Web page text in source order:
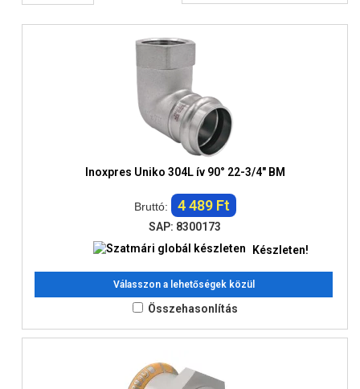
Inoxpres Uniko 304L ív 90° 22-3/4" BM
Bruttó: 4 489 Ft
SAP: 8300173
Készleten!
Válasszon a lehetőségek közül
Összehasonlítás